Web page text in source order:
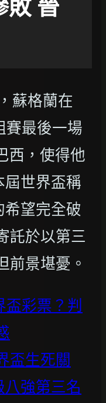
蘇格蘭在
賽最後一場
西，使得他
世界盃稱
望完全破
託於以第三
前景堪憂。
盃彩票？判
盃生死關
強第三名